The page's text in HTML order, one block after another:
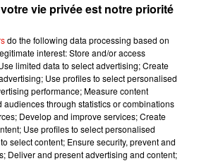
éligibles au vaccin à ARN
produiront untest PCR positif
sérologie positive, "une seule
pour (...) les Français qui pourront
dose, a estimé M. Véran.
mars, nous comptons proposer une
vie privée est notre priorité
do the following data processing based on
interest: Store and/or access
limited data to select advertising; Create
Use profiles to select personalised
performance; Measure content
audiences through statistics or combinations
Develop and improve services; Create
Use profiles to select personalised
select content; Ensure security, prevent and
Deliver and present advertising and content;